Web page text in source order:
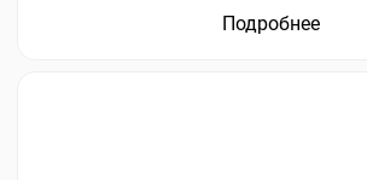
Подробнее